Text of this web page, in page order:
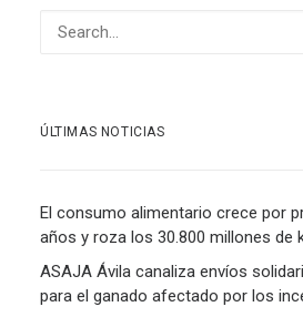
ÚLTIMAS NOTICIAS
El consumo alimentario crece por
años y roza los 30.800 millones de
ASAJA Ávila canaliza envíos
para el ganado afectado por los